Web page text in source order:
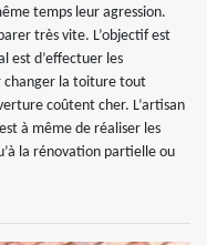
temps leur agression.
très vite. L’objectif est
est d’effectuer les
changer la toiture tout
coûtent cher. L’artisan
à même de réaliser les
la rénovation partielle ou